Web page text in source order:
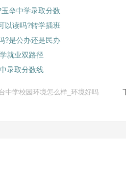
垒中学录取分数
以读吗?转学插班
?是公办还是民办
就业双路径
录取分数线
中学校园环境怎么样_环境好吗